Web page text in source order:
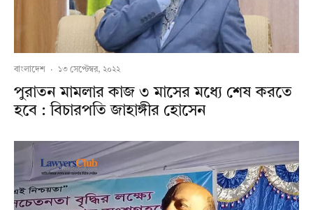
বাংলাদেশ · ১৩ সেপ্টেম্বর, ২০২২
পুরাতন মামলার কাজ ৩ মাসের মধ্যে শেষ করতে
হবে : বিচারপতি জাহাঙ্গীর হোসেন